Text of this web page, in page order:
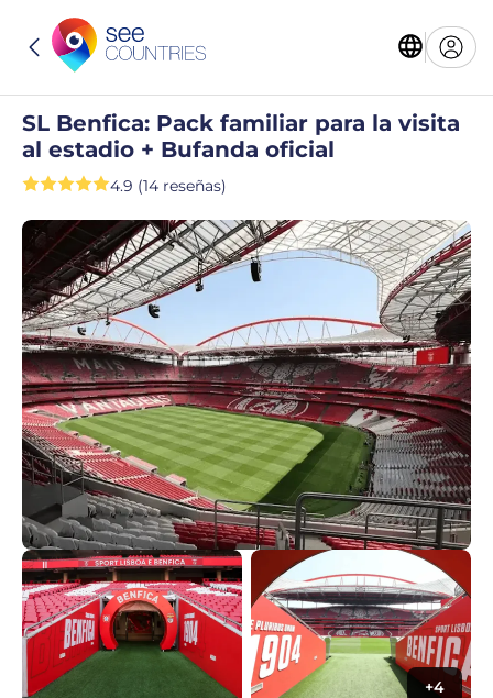
SL Benfica: Pack familiar para la visita
al estadio + Bufanda oficial
4.9 (14 reseñas)
+4